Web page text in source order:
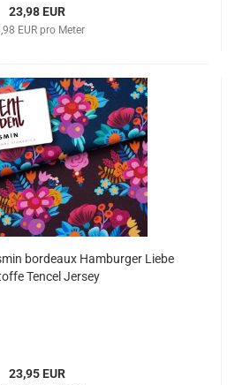
23,98 EUR
EUR pro Meter
bordeaux Hamburger Liebe
Tencel Jersey
23,95 EUR